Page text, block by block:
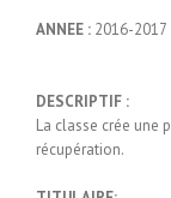
ANNEE : 2016-2017
DESCRIPTIF :
La classe crée une
récupération.